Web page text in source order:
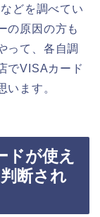
どを調べてい
の原因の方も
って、各自調
でVISAカード
います。
ドが使え
断され